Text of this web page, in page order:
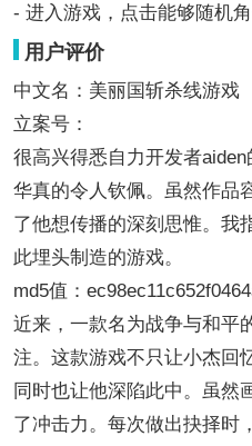
- 进入游戏，点击能够随机
用户评价
中文名：美丽国斩杀线游戏
立案号：
很高兴得悉自力开发者
华真的令人钦佩。虽然作品
了他想传播的深刻思惟。我
此埋头制造的游戏。
md5值：
近来，一款名为战争与和平
注。这款游戏不只让小杰回
同时也让他深陷此中。虽然
了冲击力。每次做出抉择时